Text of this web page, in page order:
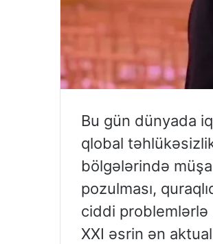
Bu gün dünyada
qlobal
bölgələrində
pozulması,
ciddi
XXI əsrin ən aktual